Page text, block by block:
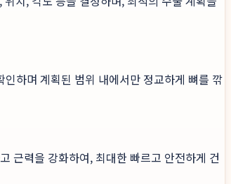
하며 계획된 범위 내에서만 정교하게 뼈를 깎
근력을 강화하여, 최대한 빠르고 안전하게 건